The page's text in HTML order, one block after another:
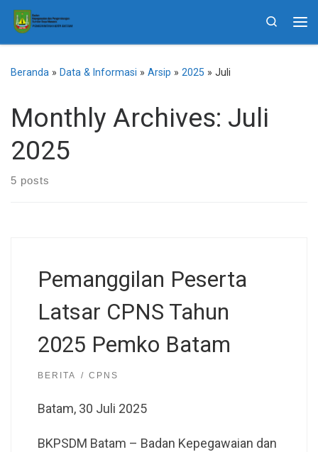
Skip to content
Search
Beranda » Data & Informasi » Arsip » 2025 » Juli
Monthly Archives: Juli
2025
5 posts
Pemanggilan Peserta
Latsar CPNS Tahun
2025 Pemko Batam
BERITA CPNS
Batam, 30 Juli 2025
BKPSDM Batam – Badan Kepegawaian dan